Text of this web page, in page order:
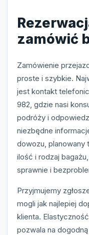
zamówić
Zamówienie
proste i szybkie.
jest kontakt
982, gdzie nasi
podróży i
niezbędne
dowozu, planowany
ilość i rodzaj
sprawnie i
Przyjmujemy
mogli jak najlepiej
klienta.
pozwala na